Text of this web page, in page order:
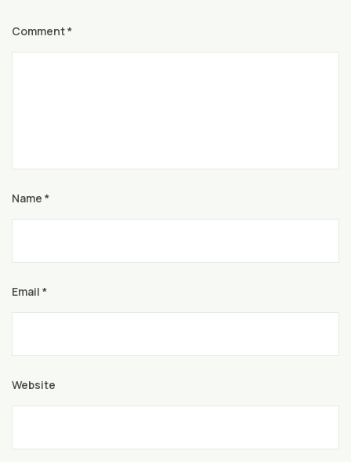
Comment*
Name *
Email *
Website